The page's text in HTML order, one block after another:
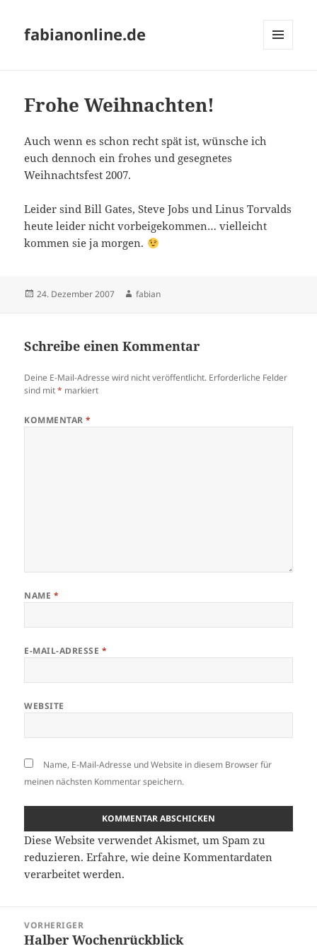
fabianonline.de
Frohe Weihnachten!
Auch wenn es schon recht spät ist, wünsche ich
euch dennoch ein frohes und gesegnetes
Weihnachtsfest 2007.
Leider sind Bill Gates, Steve Jobs und Linus Torvalds
heute leider nicht vorbeigekommen… vielleicht
kommen sie ja morgen.
Veröffentlicht
24. Dezember 2007 Autor
fabian
Schreibe einen Kommentar
Deine E-Mail-Adresse wird nicht veröffentlicht. Erforderliche Felder
sind mit* markiert
KOMMENTAR*
NAME *
E-MAIL-ADRESSE *
WEBSITE
Name, E-Mail-Adresse und Website in diesem Browser für
meinen nächsten Kommentar speichern.
Diese Website verwendet Akismet, um Spam zu
reduzieren.Erfahre, wie deine Kommentardaten
verarbeitet werden.
VORHERIGER
Vorheriger
Halber Wochenrückblick